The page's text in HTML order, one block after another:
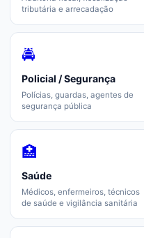
tributária e arrecadação
🚔
Policial / Segurança
Polícias, guardas, agentes de
segurança pública
🏥
Saúde
Médicos, enfermeiros, técnicos
de saúde e vigilância sanitária